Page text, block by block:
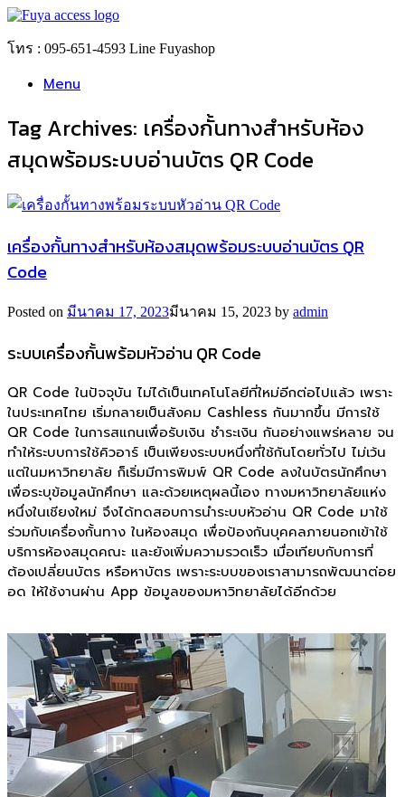
Skip
content
โทร : 095-651-4593 Line Fuyashop
Menu
Tag Archives: เครื่องกั้นทางสำหรับห้อง
สมุดพร้อมระบบอ่านบัตร QR Code
เครื่องกั้นทางสำหรับห้องสมุดพร้อมระบบอ่านบัตร QR
Code
Posted on มีนาคม 17, 2023มีนาคม 15, 2023 by admin
ระบบเครื่องกั้นพร้อมหัวอ่าน QR Code
QR Code ในปัจจุบัน ไม่ได้เป็นเทคโนโลยีที่ใหม่อีกต่อไปแล้ว เพราะ
ในประเทศไทย เริ่มกลายเป็นสังคม Cashless กันมากขึ้น มีการใช้
QR Code ในการสแกนเพื่อรับเงิน ชำระเงิน กันอย่างแพร่หลาย จน
ทำให้ระบบการใช้คิวอาร์ เป็นเพียงระบบหนึ่งที่ใช้กันโดยทั่วไป ไม่เว้น
แต่ในมหาวิทยาลัย ก็เริ่มมีการพิมพ์ QR Code ลงในบัตรนักศึกษา
เพื่อระบุข้อมูลนักศึกษา และด้วยเหตุผลนี้เอง ทางมหาวิทยาลัยแห่ง
หนึ่งในเชียงใหม่ จึงได้ทดสอบการนำระบบหัวอ่าน QR Code มาใช้
ร่วมกับเครื่องกั้นทาง ในห้องสมุด เพื่อป้องกันบุคคลภายนอกเข้าใช้
บริการห้องสมุดคณะ และยังเพิ่มความรวดเร็ว เมื่อเทียบกับการที่
ต้องเปลี่ยนบัตร หรือหาบัตร เพราะระบบของเราสามารถพัฒนาต่อย
อด ให้ใช้งานผ่าน App ข้อมูลของมหาวิทยาลัยได้อีกด้วย